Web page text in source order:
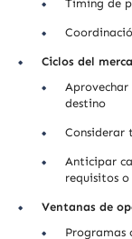
Timing de
Ciclos del
destino
Considerar
Anticipar
requisitos
Ventanas de
Programas